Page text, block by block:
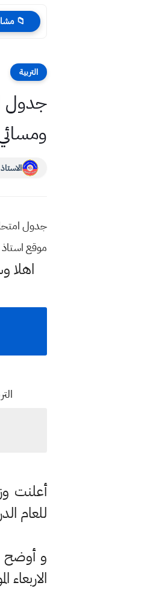
📁
التربية
موقع
اهلا
أعلنت
للعام الدراسي
و أوضح
الاربعاء الموافق 21 / 6 / 2023 ولغاية يوم